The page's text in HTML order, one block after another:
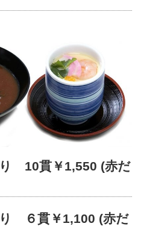
り 10貫￥1,550 (赤だ
６貫￥1,100 (赤だ